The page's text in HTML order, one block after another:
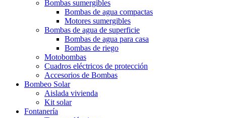
Bombas sumergibles
Bombas de agua compactas
Motores sumergibles
Bombas de agua de superficie
Bombas de agua para casa
Bombas de riego
Motobombas
Cuadros eléctricos de protección
Accesorios de Bombas
Bombeo Solar
Aislada vivienda
Kit solar
Fontanería